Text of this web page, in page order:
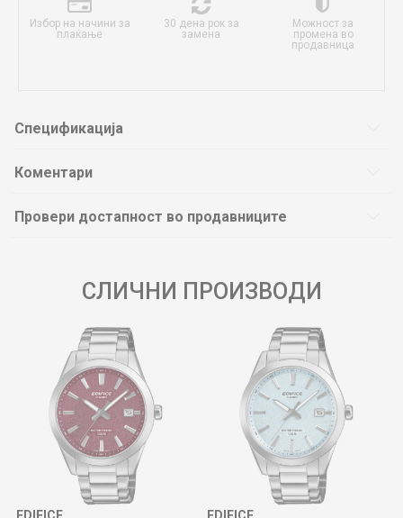
Избор на начини за
плаќање
30 дена рок за
замена
Можност за
промена во
продавница
Спецификација
Коментари
Провери достапност во продавниците
СЛИЧНИ ПРОИЗВОДИ